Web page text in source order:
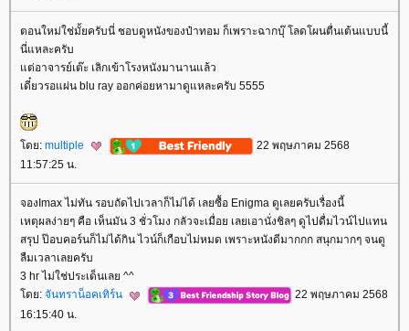
ตอนใหม่ใช่มั้ยครับนี่ ชอบดูหนังของป๋าทอม ก็เพราะฉากบุ๊ โลดโผนตื่นเต้นแบบนี้
นี่แหละครับ
ต่อาจารย์เต๊ะ เลิกเข้าโรงหนังมานานแล้ว
เดี๋ยวรอแผ่น blu ray ออกค่อยหามาดูแหละครับ 5555
ดย: multiple
22 พฤษภาคม 2568
11:57:25 น.
จองImax ไม่ทัน รอบถัดไปเวลาก็ไม่ได้ เลยซื้อ Enigma ดูเลยครับเรื่องนี้
เหตุผลง่ายๆ คือ เห็นมัน 3 ชั่วโมง กลัวจะเมื่อย เลยเอานั่งชิลๆ ดูไปดื่มไวน์ไปแทน
สรุป ป๊อบคอร์นก็ไม่ได้กิน ไวน์ก็เกือบไม่หมด เพราะหนังดีมากกก สนุกมากๆ จนดู
ลืมเวลาเลยครับ
3 hr ไม่ใช่ประเด็นเลย ^^
ดย: จันทราน็อคเทิร์น
22 พฤษภาคม 2568
16:15:40 น.